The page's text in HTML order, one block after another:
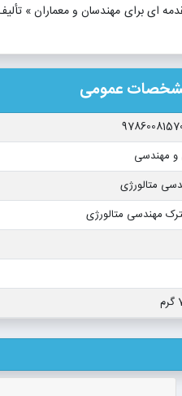
ای برای مهندسان و معماران »
عمومی
و مهندسی
متالورژی
مهندسی متالورژی